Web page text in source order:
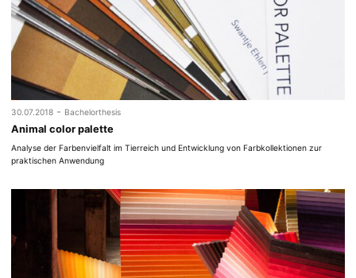
30.07.2018 - Bachelorthesis
Animal color palette
Analyse der Farbenvielfalt im Tierreich und Entwicklung von Farbkollektionen zur
praktischen Anwendung